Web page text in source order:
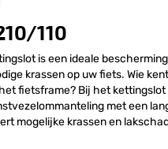
110
is een ideale
krassen op uw fiets. Wie
fietsframe? Bij het
met een
mogelijke krassen en